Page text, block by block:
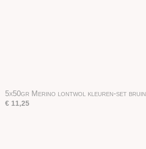
5x50gr Merino lontwol kleuren-set bruin
€ 11,25